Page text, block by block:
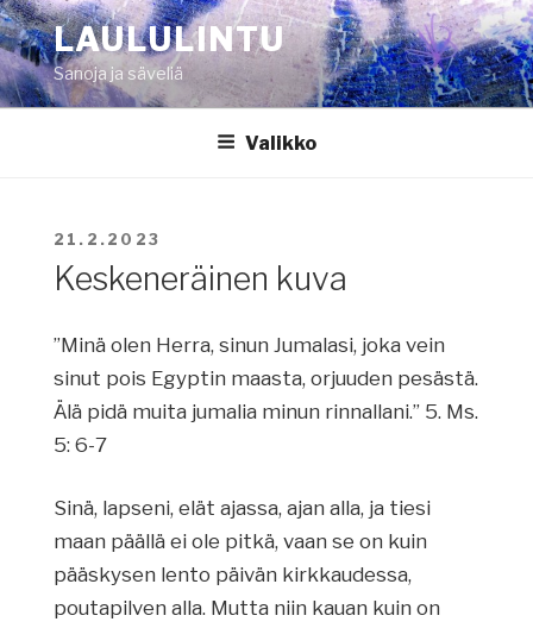
Siirry
sisältöönLAULULINTU
Sanoja ja säveliä
Valikko
JULKAISTU
21.2.2023
Keskeneräinen kuva
”Minä olen Herra, sinun Jumalasi, joka vein
sinut pois Egyptin maasta, orjuuden pesästä.
Älä pidä muita jumalia minun rinnallani.” 5. Ms.
5: 6-7
Sinä, lapseni, elät ajassa, ajan alla, ja tiesi
maan päällä ei ole pitkä, vaan se on kuin
pääskysen lento päivän kirkkaudessa,
poutapilven alla. Mutta niin kauan kuin on